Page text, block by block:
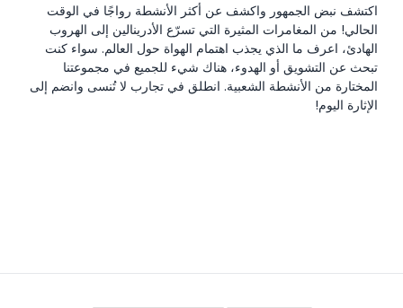
اكتشف نبض الجمهور واكشف عن أكثر الأنشطة رواجًا في الوقت
الحالي! من المغامرات المثيرة التي تسرّع الأدرينالين إلى الهروب
الهادئ، اعرف ما الذي يجذب اهتمام الهواة حول العالم. سواء كنت
تبحث عن التشويق أو الهدوء، هناك شيء للجميع في مجموعتنا
المختارة من الأنشطة الشعبية. انطلق في تجارب لا تُنسى وانضم إلى
الإثارة اليوم!